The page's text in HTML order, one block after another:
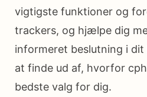
vigtigste funktioner og
trackers, og hjælpe dig
informeret beslutning i
at finde ud af, hvorfor
bedste valg for dig.